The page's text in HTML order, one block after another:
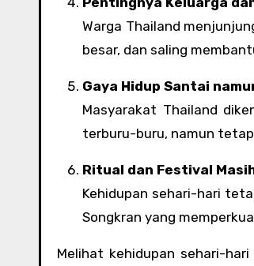
Warga Thailand
besar, dan saling
Gaya Hidup Santai
Masyarakat Thailand
terburu-buru, namun tetap
Ritual dan Festival
Kehidupan sehari-hari
Songkran yang
Melihat kehidupan sehari-